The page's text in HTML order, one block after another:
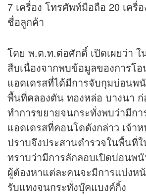
7 เครื่อง โทรศัพท์มือถือ 20 เครื่
ชื่อลูกค้า
โดย พ.ต.ท.ต่อศักดิ์ เปิดเผยว่า
สืบเนื่องจากพบข้อมูลของการโอ
แอดเดรสที่ได้มีการจับกุมบ่อนพ
พื้นที่คลองตัน ทองหล่อ บางนา
ทำการขยายจนกระทั่งพบว่ามีกา
แอดเดรสที่คอนโดดังกล่าว เจ้า
ปราบจึงประสานตำรวจในพื้นที่
ทราบว่ามีการลักลอบเปิดบ่อนพ
ผู้ต้องหาแต่ละคนจะมีการแบ่งห
รับแทงจนกระทั่งบุ๊คแบงค์กิ้ง